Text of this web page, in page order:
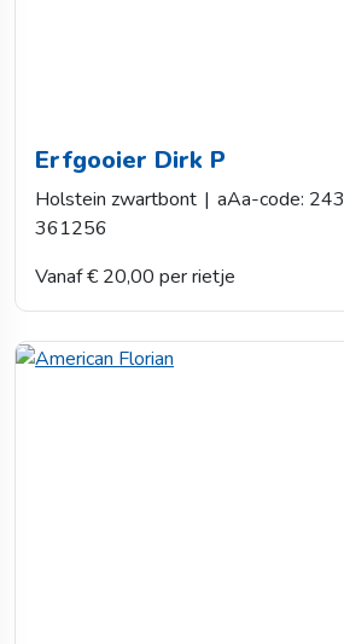
Erfgooier Dirk P
Holstein zwartbont | aAa-code: 243
361256
Vanaf € 20,00 per rietje